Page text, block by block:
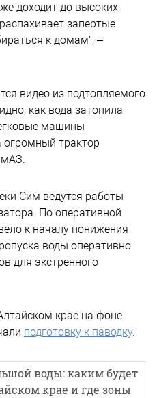
доходит до высоких
запертые
к домам", –
видео из подтопляемого
как вода затопила
машины
огромный трактор
Сим ведутся работы
По оперативной
к началу понижения
воды оперативно
для экстренного
крае на фоне
подготовку к паводку.
воды: каким будет
крае и где зоны